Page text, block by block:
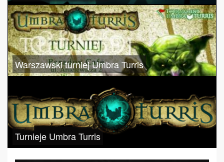
Warszawski turniej Umbra Turris
Turnieje Umbra Turris